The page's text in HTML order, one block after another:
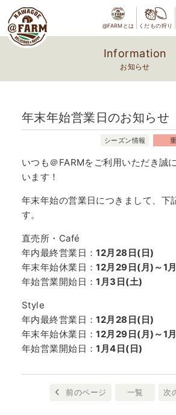
@FARMとは くだもの狩り
Information
お知らせ
年末年始営業日のお知らせ
シーズン情報
いつも＠FARMをご利用いただき誠
います！
年末年始の営業日につきまして、下
す。
直売所・Café
年内最終営業日：12月28日(日)
年末年始休業日：12月29日(月)～1
年始営業開始日：1月3日(土)
Style
年内最終営業日：12月28日(日)
年末年始休業日：12月29日(月)～1
年始営業開始日：1月4日(日)
前のページ 一覧 次